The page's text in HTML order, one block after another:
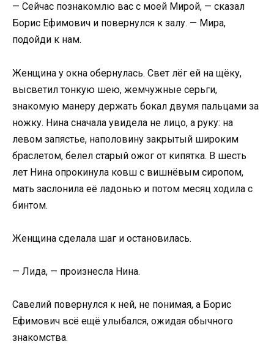
— Сейчас познакомлю вас с моей Мирой, — сказал
Борис Ефимович и повернулся к залу. — Мира,
подойди к нам.
Женщина у окна обернулась. Свет лёг ей на щёку,
высветил тонкую шею, жемчужные серьги,
знакомую манеру держать бокал двумя пальцами за
ножку. Нина сначала увидела не лицо, а руку: на
левом запястье, наполовину закрытый широким
браслетом, белел старый ожог от кипятка. В шесть
лет Нина опрокинула ковш с вишнёвым сиропом,
мать заслонила её ладонью и потом месяц ходила с
бинтом.
Женщина сделала шаг и остановилась.
— Лида, — произнесла Нина.
Савелий повернулся к ней, не понимая, а Борис
Ефимович всё ещё улыбался, ожидая обычного
знакомства.